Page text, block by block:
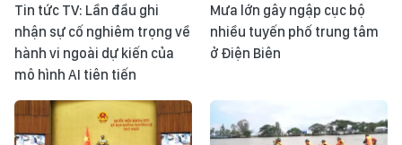
Tin tức TV: Lần đầu ghi
nhận sự cố nghiêm trọng về
hành vi ngoài dự kiến của
mô hình AI tiên tiến
Mưa lớn gây ngập cục bộ
nhiều tuyến phố trung tâm
ở Điện Biên